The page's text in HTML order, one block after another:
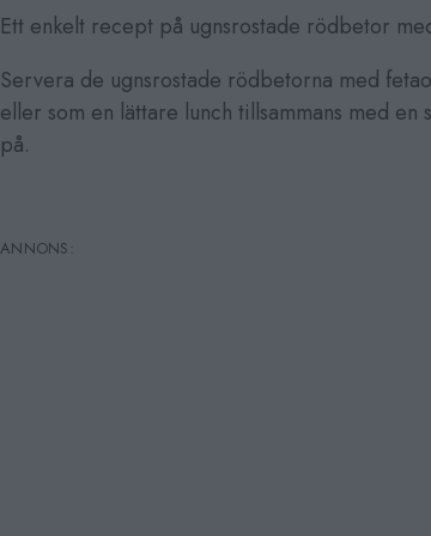
Ett enkelt recept på ugnsrostade rödbetor
Servera de ugnsrostade rödbetorna med
eller som en lättare lunch tillsammans med
på.